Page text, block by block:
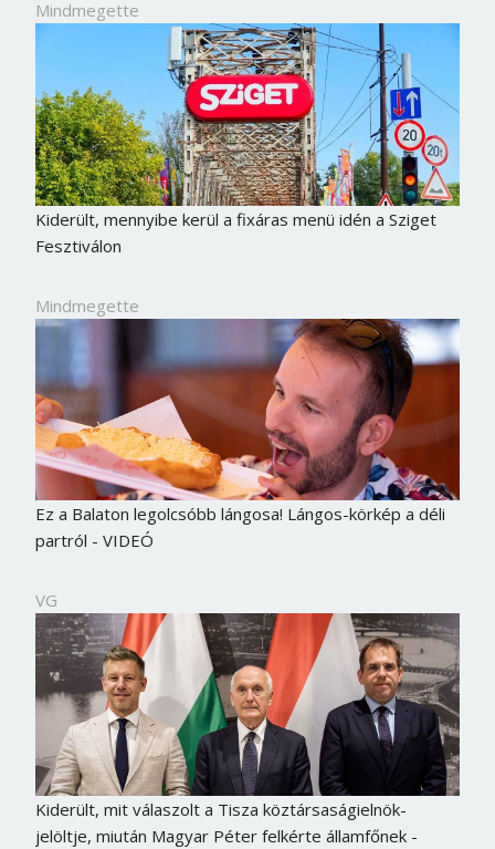
Mindmegette
Kiderült, mennyibe kerül a fixáras menü idén a Sziget
Fesztiválon
Mindmegette
Ez a Balaton legolcsóbb lángosa! Lángos-körkép a déli
partról - VIDEÓ
VG
Kiderült, mit válaszolt a Tisza köztársaságielnök-
jelöltje, miután Magyar Péter felkérte államfőnek -